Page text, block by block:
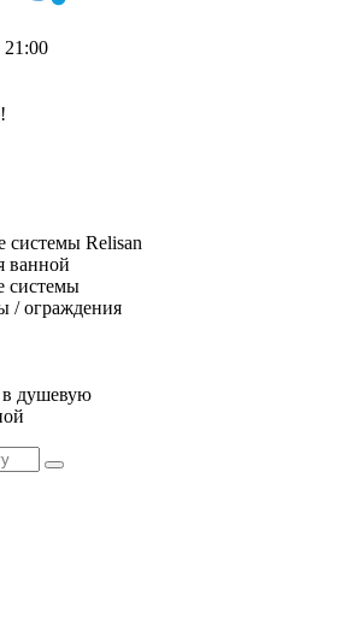
системы Relisan
ванной
системы
/ ограждения
душевую